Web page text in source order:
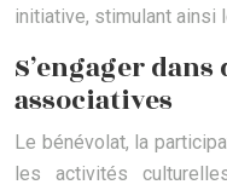
initiative, stimulant ainsi
S’engager
associatives
Le bénévolat, la
les activités